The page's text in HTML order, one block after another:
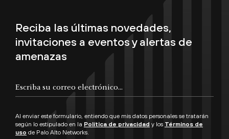
Reciba las últimas novedades,
invitaciones a eventos y alertas de
amenazas
Al enviar este formulario, entiendo que mis datos personales se tratarán
según lo estipulado en la Política de privacidad y los Términos de
uso de Palo Alto Networks.